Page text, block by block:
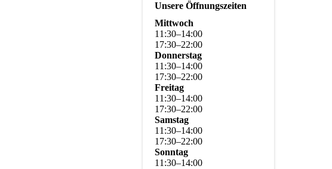
Unsere Öffnungszeiten
Mittwoch
11 :30–14:00
17:30–22:00
Donnerstag
11 :30–14:00
17:30–22:00
Freitag
11 :30–14:00
17:30–22:00
Samstag
11 :30–14:00
17:30–22:00
Sonntag
11 :30–14:00